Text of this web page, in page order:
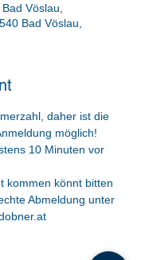
Vöslau,
Bad Vöslau,
daher ist die
möglich!
10 Minuten vor
kommen könnt bitten
Abmeldung unter